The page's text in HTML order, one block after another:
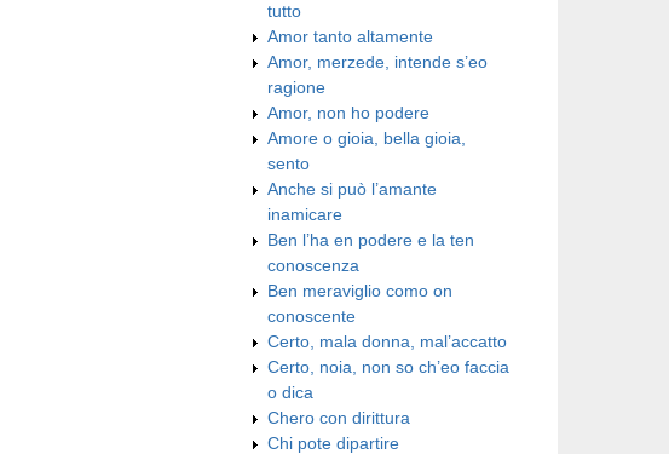
tutto
Amor tanto altamente
Amor, merzede, intende s’eo
ragione
Amor, non ho podere
Amore o gioia, bella gioia,
sento
Anche si può l’amante
inamicare
Ben l’ha en podere e la ten
conoscenza
Ben meraviglio como on
conoscente
Certo, mala donna, mal’accatto
Certo, noia, non so ch’eo faccia
o dica
Chero con dirittura
Chi pote dipartire